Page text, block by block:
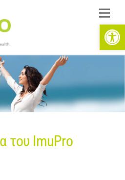
Open toolbar
του ImuPro